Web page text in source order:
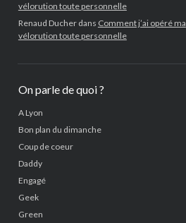
vélorution toute personnelle
Renaud Ducherdans Comment j’ai opéré ma
vélorution toute personnelle
On parle de quoi ?
A Lyon
Bon plan du dimanche
Coup de coeur
Daddy
Engagé
Geek
Green